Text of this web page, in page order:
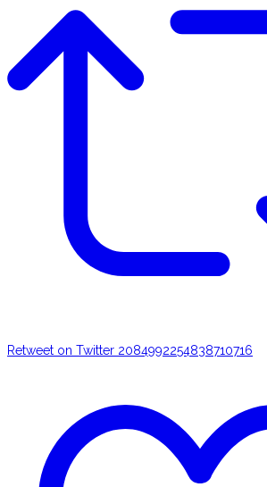
Retweet on Twitter 2084992254838710716